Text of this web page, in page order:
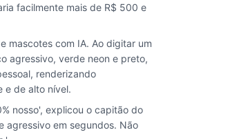
facilmente mais de R$ 500 e
mascotes com IA. Ao digitar um
agressivo, verde neon e preto,
renderizando
e de alto nível.
nosso', explicou o capitão do
agressivo em segundos. Não